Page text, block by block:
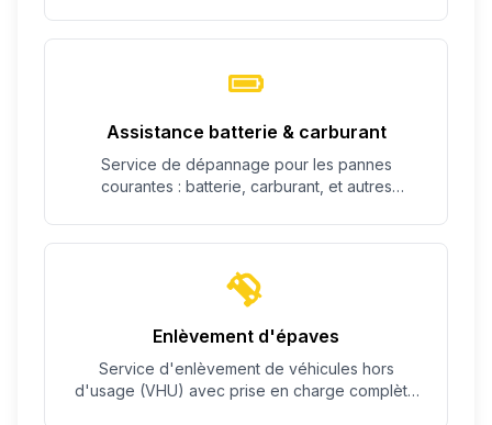
Assistance batterie & carburant
Service de dépannage pour les pannes
courantes : batterie, carburant, et autres
Enlèvement d'épaves
Service d'enlèvement de véhicules hors
d'usage (VHU) avec prise en charge complète